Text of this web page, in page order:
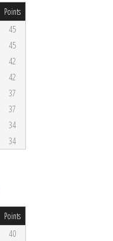
Points
45
45
42
42
37
37
34
34
Points
40